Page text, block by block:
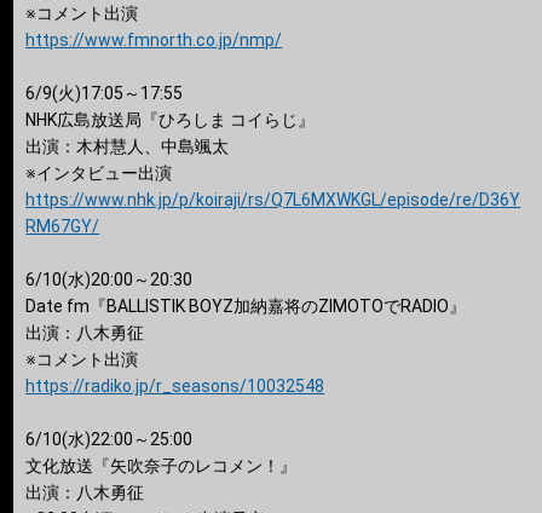
※コメント出演
https://www.fmnorth.co.jp/nmp/
6/9(火)17:05～17:55
NHK広島放送局『ひろしま コイらじ』
出演：木村慧人、中島颯太
※インタビュー出演
https://www.nhk.jp/p/koiraji/rs/Q7L6MXWKGL/episode/re/D36Y
RM67GY/
6/10(水)20:00～20:30
Date fm『BALLISTIK BOYZ加納嘉将のZIMOTOでRADIO』
出演：八木勇征
※コメント出演
https://radiko.jp/r_seasons/10032548
6/10(水)22:00～25:00
文化放送『矢吹奈子のレコメン！』
出演：八木勇征